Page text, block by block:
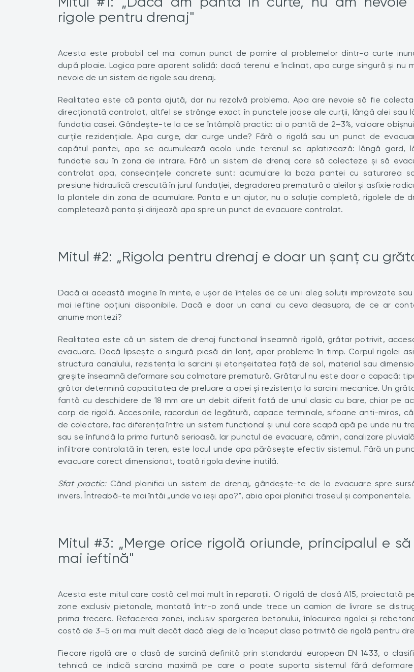
rigole pentru drenaj"
Acesta este probabil cel mai comun punct de pornire al problemelor dintr-o curte
după ploaie. Logica pare aparent solidă: dacă terenul e înclinat, apa curge singură și nu
nevoie de un sistem de rigole sau drenaj.
Realitatea este că panta ajută, dar nu rezolvă problema. Apa are nevoie să fie
direcționată controlat, altfel se strânge exact în punctele joase ale curții, lângă alei sau
fundația casei. Gândește-te la ce se întâmplă practic: ai o pantă de 2–3%, valoare
curțile rezidențiale. Apa curge, dar curge unde? Fără o rigolă sau un punct de
capătul pantei, apa se acumulează acolo unde terenul se aplatizează: lângă gard,
fundație sau în zona de intrare. Fără un sistem de drenaj care să colecteze și să
controlat apa, consecințele concrete sunt: acumulare la baza pantei cu saturarea
presiune hidraulică crescută în jurul fundației, degradarea prematură a aleilor și asfixie
la plantele din zona de acumulare. Panta e un ajutor, nu o soluție completă, rigolele de
completează panta și dirijează apa spre un punct de evacuare controlat.
Mitul #2: „Rigola pentru drenaj e doar un șanț cu
Dacă ai această imagine în minte, e ușor de înțeles de ce unii aleg soluții improvizate
mai ieftine opțiuni disponibile. Dacă e doar un canal cu ceva deasupra, de ce ar
anume montezi?
Realitatea este că un sistem de drenaj funcțional înseamnă rigolă, grătar potrivit,
evacuare. Dacă lipsește o singură piesă din lanț, apar probleme în timp. Corpul rigolei
structura canalului, rezistența la sarcini și etanșeitatea față de sol, material sau
greșite înseamnă deformare sau colmatare prematură. Grătarul nu este doar o capacă:
grătar determină capacitatea de preluare a apei și rezistența la sarcini mecanice. Un
fantă cu deschidere de 18 mm are un debit diferit față de unul clasic cu bare, chiar pe
corp de rigolă. Accesoriile, racorduri de legătură, capace terminale, sifoane anti-miros,
de colectare, fac diferența între un sistem funcțional și unul care scapă apă pe unde nu
sau se înfundă la prima furtună serioasă. Iar punctul de evacuare, cămin, canalizare
infiltrare controlată în teren, este locul unde apa părăsește efectiv sistemul. Fără un
evacuare corect dimensionat, toată rigola devine inutilă.
Sfat practic:Când planifici un sistem de drenaj, gândește-te de la evacuare spre
invers. Întreabă-te mai întâi „unde va ieși apa?", abia apoi planifici traseul și componentele.
Mitul #3: „Merge orice rigolă oriunde, principalul e
mai ieftină"
Acesta este mitul care costă cel mai mult în reparații. O rigolă de clasă A15, proiectată
zone exclusiv pietonale, montată într-o zonă unde trece un camion de livrare se
prima trecere. Refacerea zonei, inclusiv spargerea betonului, înlocuirea rigolei și
costă de 3–5 ori mai mult decât dacă alegi de la început clasa potrivită de rigolă pentru
Fiecare rigolă are o clasă de sarcină definită prin standardul european EN 1433, o
tehnică ce indică sarcina maximă pe care o poate suporta sistemul fără